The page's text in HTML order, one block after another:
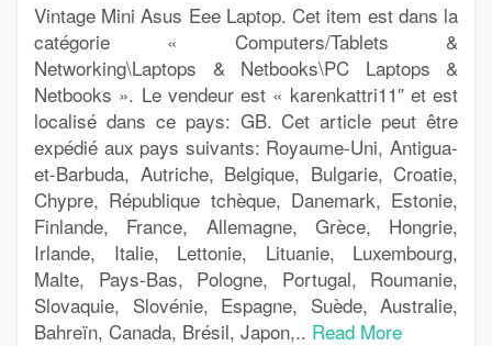
Vintage Mini Asus Eee Laptop. Cet item est dans la
catégorie « Computers/Tablets &
Networking\Laptops & Netbooks\PC Laptops &
Netbooks ». Le vendeur est « karenkattri11″ et est
localisé dans ce pays: GB. Cet article peut être
expédié aux pays suivants: Royaume-Uni, Antigua-
et-Barbuda, Autriche, Belgique, Bulgarie, Croatie,
Chypre, République tchèque, Danemark, Estonie,
Finlande, France, Allemagne, Grèce, Hongrie,
Irlande, Italie, Lettonie, Lituanie, Luxembourg,
Malte, Pays-Bas, Pologne, Portugal, Roumanie,
Slovaquie, Slovénie, Espagne, Suède, Australie,
Bahreïn, Canada, Brésil, Japon,.. Read More